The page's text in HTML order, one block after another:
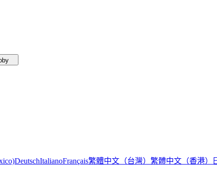
DeutschItalianoFrançais繁體中文（台灣） 繁體中文（香港）